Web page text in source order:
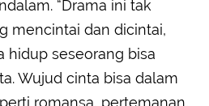
“Drama ini tak
mencintai dan dicintai,
hidup seseorang bisa
Wujud cinta bisa dalam
romansa, pertemanan,